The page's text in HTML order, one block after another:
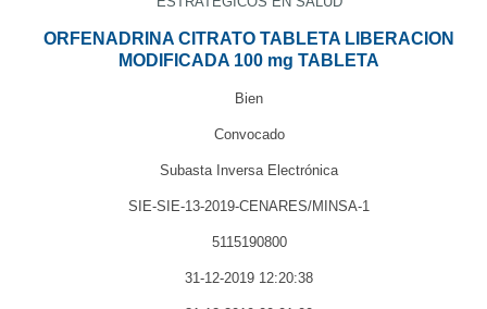
ORFENADRINA CITRATO TABLETA LIBERACION
MODIFICADA 100 mg TABLETA
Bien
Convocado
Subasta Inversa Electrónica
SIE-SIE-13-2019-CENARES/MINSA-1
5115190800
31-12-2019 12:20:38